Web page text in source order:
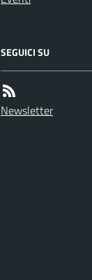
SEGUICI SU
Newsletter